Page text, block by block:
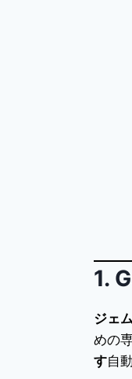
1.
ジェ
めの
す自